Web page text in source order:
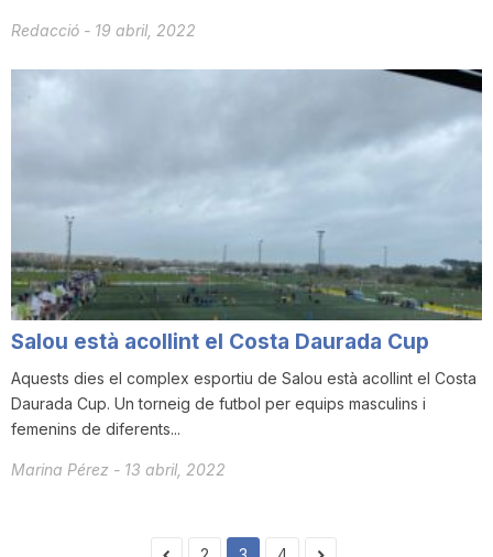
Redacció - 19 abril, 2022
Salou està acollint el Costa Daurada Cup
Aquests dies el complex esportiu de Salou està acollint el Costa
Daurada Cup. Un torneig de futbol per equips masculins i
femenins de diferents...
Marina Pérez - 13 abril, 2022